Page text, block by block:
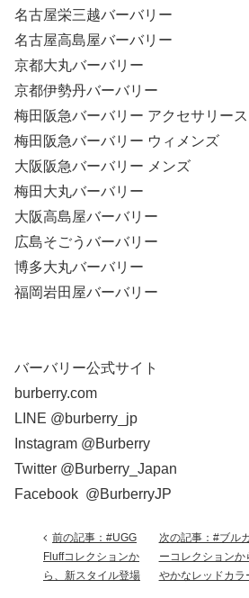
名古屋栄三越バーバリー
名古屋高島屋バーバリー
京都大丸バーバリー
京都伊勢丹バーバリー
梅田阪急バーバリー アクセサリー
梅田阪急バーバリー ウィメンズ
大阪阪急バーバリー メンズ
梅田大丸バーバリー
大阪高島屋バーバリー
広島そごうバーバリー
博多大丸バーバリー
福岡岩田屋バーバリー
バーバリー公式サイト
burberry.com
LINE @burberry_jp
Instagram @Burberry
Twitter @Burberry_Japan
Facebook @BurberryJP
前の記事：#UGG
Fluffコレクションか
ら、新スタイル登場
次の記事：#ブル
ーコレクション
やかなレッドカラ